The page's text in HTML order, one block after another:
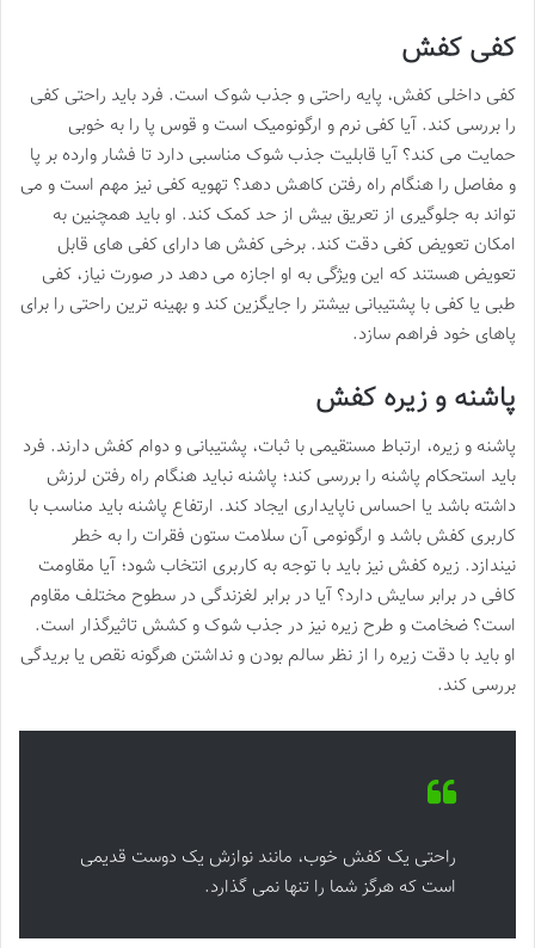
کفی کفش
کفی داخلی کفش، پایه راحتی و جذب شوک است. فرد باید راحتی کفی
را بررسی کند. آیا کفی نرم و ارگونومیک است و قوس پا را به خوبی
حمایت می کند؟ آیا قابلیت جذب شوک مناسبی دارد تا فشار وارده بر پا
و مفاصل را هنگام راه رفتن کاهش دهد؟ تهویه کفی نیز مهم است و می
تواند به جلوگیری از تعریق بیش از حد کمک کند. او باید همچنین به
امکان تعویض کفی دقت کند. برخی کفش ها دارای کفی های قابل
تعویض هستند که این ویژگی به او اجازه می دهد در صورت نیاز، کفی
طبی یا کفی با پشتیبانی بیشتر را جایگزین کند و بهینه ترین راحتی را برای
پاهای خود فراهم سازد.
پاشنه و زیره کفش
پاشنه و زیره، ارتباط مستقیمی با ثبات، پشتیبانی و دوام کفش دارند. فرد
باید استحکام پاشنه را بررسی کند؛ پاشنه نباید هنگام راه رفتن لرزش
داشته باشد یا احساس ناپایداری ایجاد کند. ارتفاع پاشنه باید مناسب با
کاربری کفش باشد و ارگونومی آن سلامت ستون فقرات را به خطر
نیندازد. زیره کفش نیز باید با توجه به کاربری انتخاب شود؛ آیا مقاومت
کافی در برابر سایش دارد؟ آیا در برابر لغزندگی در سطوح مختلف مقاوم
است؟ ضخامت و طرح زیره نیز در جذب شوک و کشش تاثیرگذار است.
او باید با دقت زیره را از نظر سالم بودن و نداشتن هرگونه نقص یا بریدگی
بررسی کند.
راحتی یک کفش خوب، مانند نوازش یک دوست قدیمی
است که هرگز شما را تنها نمی گذارد.